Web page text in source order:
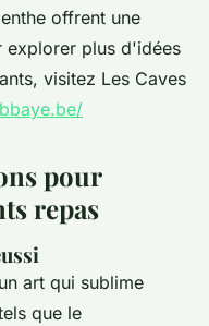
offrent une
explorer plus d'idées
visitez Les Caves
pour
repas
art qui sublime
que le